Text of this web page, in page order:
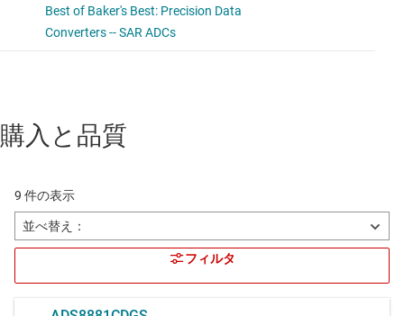
購入と品質